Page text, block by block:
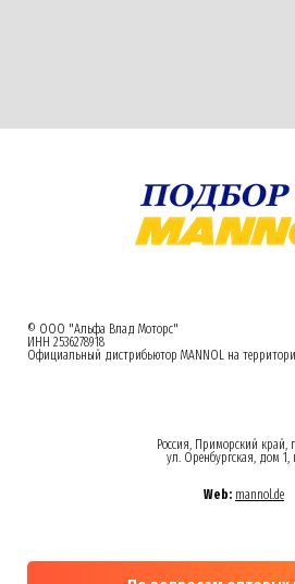
© ООО "Альфа Влад Моторс"
ИНН 2536278918
Официальный дистрибьютор MANNOL на
Россия, Приморский край,
ул. Оренбургская, дом 1,
Web: mannol.de